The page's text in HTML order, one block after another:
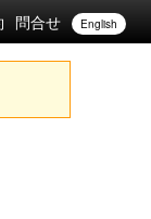
問合せ English